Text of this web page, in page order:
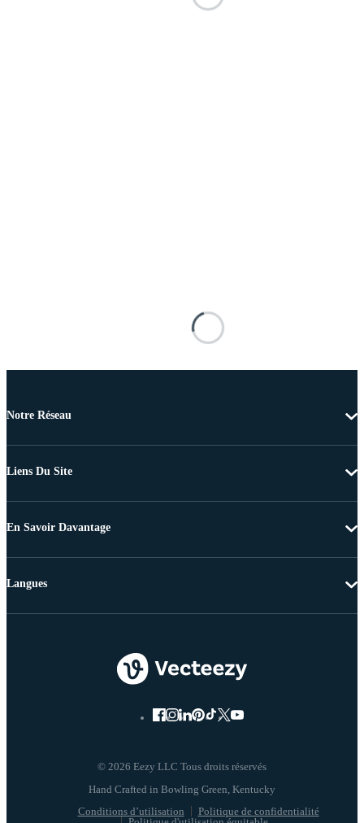
Notre Réseau
Liens Du Site
En Savoir Davantage
© 2026 Eezy LLC Tous droits réservés
Conditions d’utilisation
Politique de confidentialité
Langues